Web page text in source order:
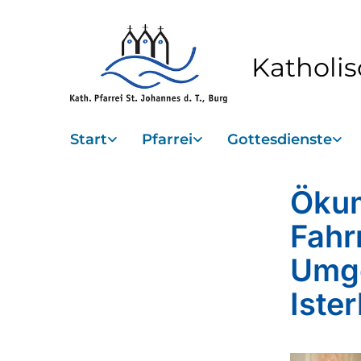
Start Pfarrei Gottesdienste